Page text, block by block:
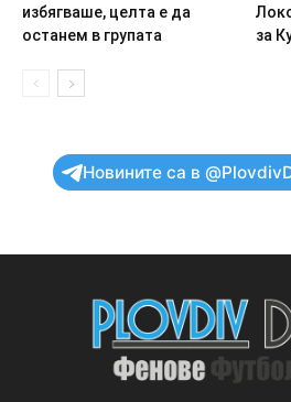
избягваше, целта е да
останем в групата
за
Новините са в